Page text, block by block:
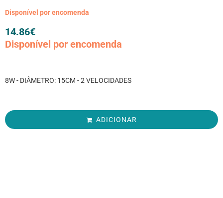
Disponível por encomenda
14.86€
Disponível por encomenda
8W - DIÂMETRO: 15CM - 2 VELOCIDADES
ADICIONAR